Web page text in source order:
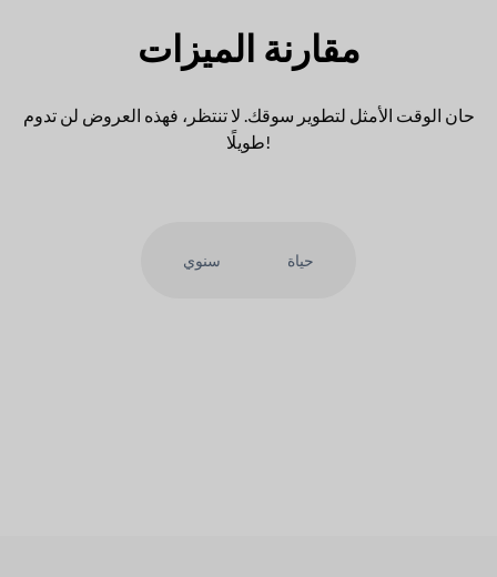
مقارنة الميزات
حان الوقت الأمثل لتطوير سوقك. لا تنتظر، فهذه العروض لن تدوم
طويلًا!
سنوي حياة